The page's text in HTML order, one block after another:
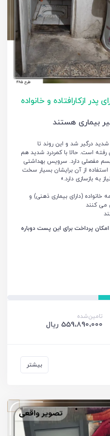
برای پدر ازکارافتاده و خانواده
بیماری هستند
درگیر شد و این روند تا
رفته است. حالا با کمردرد شدید هم
مفصلی دارد. سرویس بهداشتی
استفاده از آن برایشان بسیار سخت
به بازسازی دارد.»
خانواده (دارای بیماری ذهنی) و
می کنند
امکان پرداخت برای این پست دوباره
تامین‌شده
559،890،000 ریال
بیشتر